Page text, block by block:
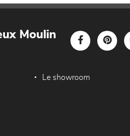
Moulin
Le showroom